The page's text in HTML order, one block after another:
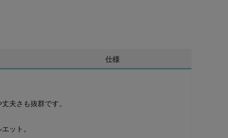
仕様
夫さも抜群です。
ット。